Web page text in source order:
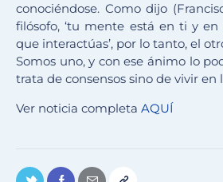
conociéndose. Como dijo
filósofo, ‘tu mente está en ti y
que interactúas’, por lo tanto, el
Somos uno, y con ese ánimo lo
trata de consensos sino de vivir en
Ver noticia completa AQUÍ